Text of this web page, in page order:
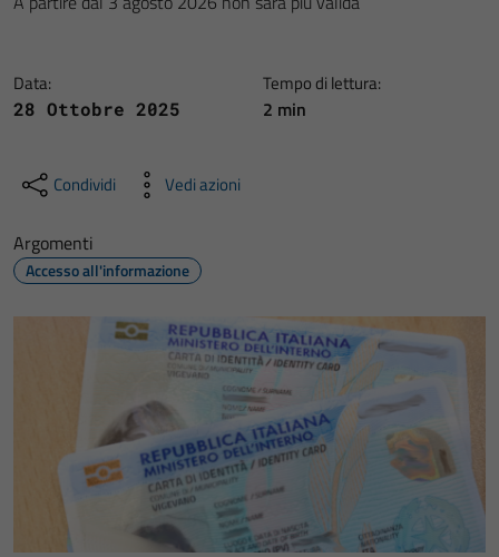
Data:
28 Ottobre 2025
Tempo di lettura:
2 min
Condividi Vedi azioni
Argomenti
Accesso all'informazione